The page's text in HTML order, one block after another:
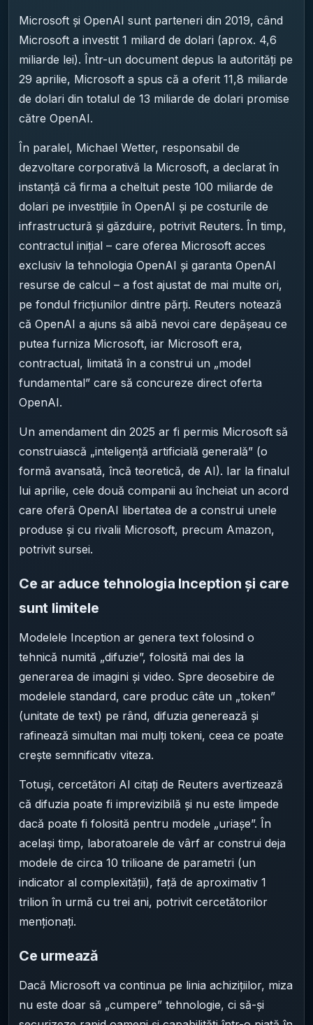
Microsoft și OpenAI sunt parteneri din 2019, când
Microsoft a investit 1 miliard de dolari (aprox. 4,6
miliarde lei). Într-un document depus la autorități pe
29 aprilie, Microsoft a spus că a oferit 11,8 miliarde
de dolari din totalul de 13 miliarde de dolari promise
către OpenAI.
În paralel, Michael Wetter, responsabil de
dezvoltare corporativă la Microsoft, a declarat în
instanță că firma a cheltuit peste 100 miliarde de
dolari pe investițiile în OpenAI și pe costurile de
infrastructură și găzduire, potrivit Reuters. În timp,
contractul inițial – care oferea Microsoft acces
exclusiv la tehnologia OpenAI și garanta OpenAI
resurse de calcul – a fost ajustat de mai multe ori,
pe fondul fricțiunilor dintre părți. Reuters notează
că OpenAI a ajuns să aibă nevoi care depășeau ce
putea furniza Microsoft, iar Microsoft era,
contractual, limitată în a construi un „model
fundamental” care să concureze direct oferta
OpenAI.
Un amendament din 2025 ar fi permis Microsoft să
construiască „inteligență artificială generală” (o
formă avansată, încă teoretică, de AI). Iar la finalul
lui aprilie, cele două companii au încheiat un acord
care oferă OpenAI libertatea de a construi unele
produse și cu rivalii Microsoft, precum Amazon,
potrivit sursei.
Ce ar aduce tehnologia Inception și care
sunt limitele
Modelele Inception ar genera text folosind o
tehnică numită „difuzie”, folosită mai des la
generarea de imagini și video. Spre deosebire de
modelele standard, care produc câte un „token”
(unitate de text) pe rând, difuzia generează și
rafinează simultan mai mulți tokeni, ceea ce poate
crește semnificativ viteza.
Totuși, cercetători AI citați de Reuters avertizează
că difuzia poate fi imprevizibilă și nu este limpede
dacă poate fi folosită pentru modele „uriașe”. În
același timp, laboratoarele de vârf ar construi deja
modele de circa 10 trilioane de parametri (un
indicator al complexității), față de aproximativ 1
trilion în urmă cu trei ani, potrivit cercetătorilor
menționați.
Ce urmează
Dacă Microsoft va continua pe linia achizițiilor, miza
nu este doar să „cumpere” tehnologie, ci să-și